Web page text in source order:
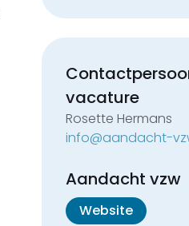
vacature
Rosette Hermans
info@aandacht-
Aandacht vzw
Website